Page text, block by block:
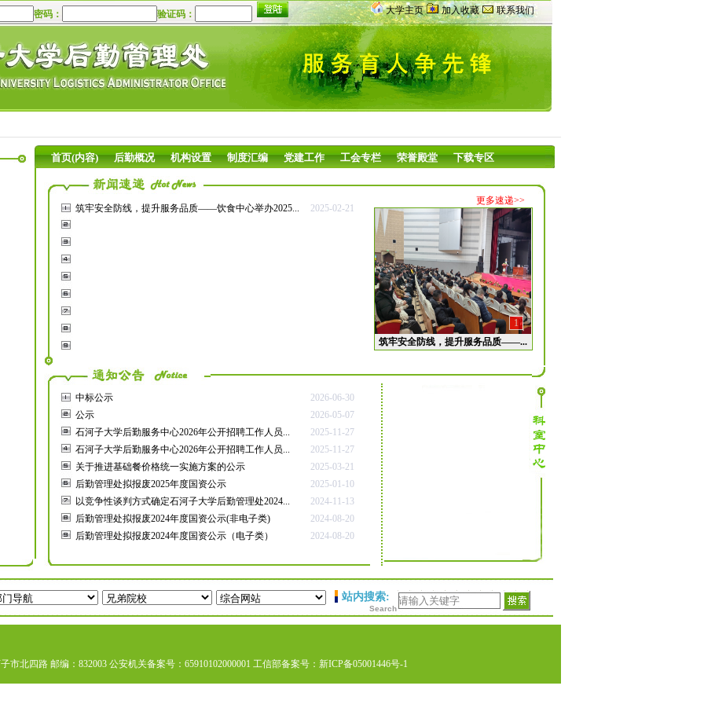
密码： 验证码： 大学主页 加入收藏 联系我们
首页(内容) 后勤概况 机构设置 制度汇编 党建工作 工会专栏 荣誉殿堂 下载专区
筑牢安全防线，提升服务品质——饮食中心举办2025... 2025-02-21
更多速递>>
1
筑牢安全防线，提升服务品质——...
中标公示
2026-06-30
公示
2026-05-07
石河子大学后勤服务中心2026年公开招聘工作人员...
2025-11-27
石河子大学后勤服务中心2026年公开招聘工作人员...
2025-11-27
关于推进基础餐价格统一实施方案的公示
2025-03-21
后勤管理处拟报废2025年度国资公示
2025-01-10
以竞争性谈判方式确定石河子大学后勤管理处2024...
2024-11-13
后勤管理处拟报废2024年度国资公示(非电子类)
2024-08-20
后勤管理处拟报废2024年度国资公示（电子类）
2024-08-20
站内搜索:
Search
北四路 邮编：832003 公安机关备案号：65910102000001 工信部备案号：新ICP备05001446号-1